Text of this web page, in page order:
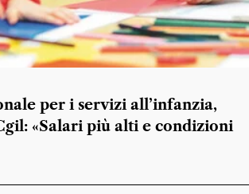
per i servizi all’infanzia,
«Salari più alti e condizioni